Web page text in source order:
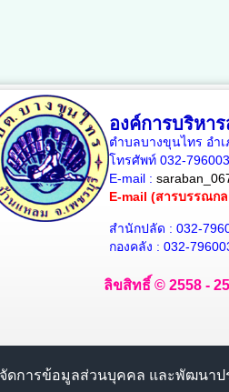
องค์การบริหา
ตำบลบางขุนไทร อำ
โทรศัพท์ 032-796003
E-mail :
E-mail (สารบรรณกล
สำนักปลัด : 032-
กองคลัง : 032-
ลิขสิทธิ์ © 2558 -
จัดการข้อมูลส่วนบุคคล และพัฒนา